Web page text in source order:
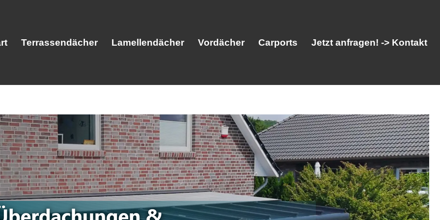
Terrassendächer Lamellendächer Vordächer Carports Jetzt anfragen! -> Kontakt